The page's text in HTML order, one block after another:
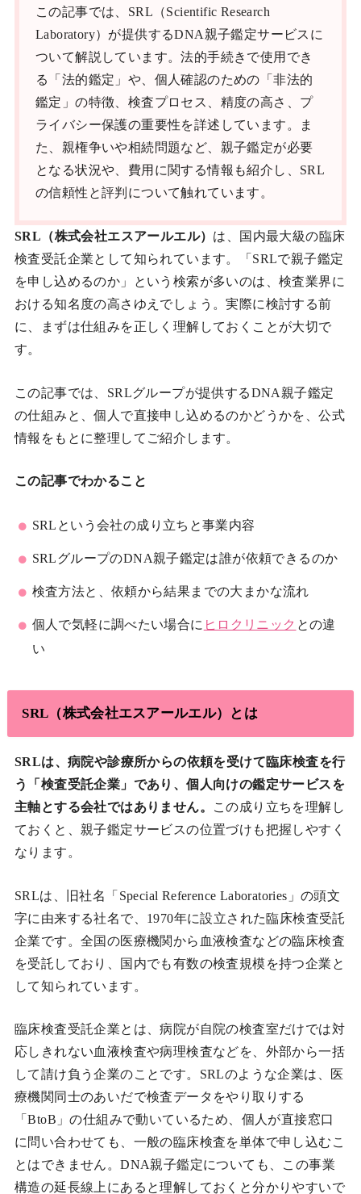
この記事では、SRL（Scientific Research
Laboratory）が提供するDNA親子鑑定サービスに
ついて解説しています。法的手続きで使用でき
る「法的鑑定」や、個人確認のための「非法的
鑑定」の特徴、検査プロセス、精度の高さ、プ
ライバシー保護の重要性を詳述しています。ま
た、親権争いや相続問題など、親子鑑定が必要
となる状況や、費用に関する情報も紹介し、SRL
の信頼性と評判について触れています。
SRL（株式会社エスアールエル） は、国内最大級の臨床
検査受託企業として知られています。「SRLで親子鑑定
を申し込めるのか」という検索が多いのは、検査業界に
おける知名度の高さゆえでしょう。実際に検討する前
に、まずは仕組みを正しく理解しておくことが大切で
す。
この記事では、SRLグループが提供するDNA親子鑑定
の仕組みと、個人で直接申し込めるのかどうかを、公式
情報をもとに整理してご紹介します。
この記事でわかること
SRLという会社の成り立ちと事業内容
SRLグループのDNA親子鑑定は誰が依頼できるのか
検査方法と、依頼から結果までの大まかな流れ
個人で気軽に調べたい場合に ヒロクリニック との違
い
SRL（株式会社エスアールエル）とは
SRLは、病院や診療所からの依頼を受けて臨床検査を行
う「検査受託企業」であり、個人向けの鑑定サービスを
主軸とする会社ではありません。
この成り立ちを理解し
ておくと、親子鑑定サービスの位置づけも把握しやすく
なります。
SRLは、旧社名「Special Reference Laboratories」の頭文
字に由来する社名で、1970年に設立された臨床検査受託
企業です。全国の医療機関から血液検査などの臨床検査
を受託しており、国内でも有数の検査規模を持つ企業と
して知られています。
臨床検査受託企業とは、病院が自院の検査室だけでは対
応しきれない血液検査や病理検査などを、外部から一括
して請け負う企業のことです。SRLのような企業は、医
療機関同士のあいだで検査データをやり取りする
「BtoB」の仕組みで動いているため、個人が直接窓口
に問い合わせても、一般の臨床検査を単体で申し込むこ
とはできません。DNA親子鑑定についても、この事業
構造の延長線上にあると理解しておくと分かりやすいで